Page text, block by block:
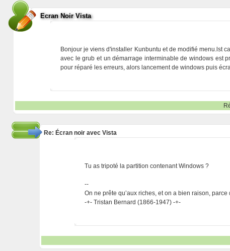
Ecran Noir Vista
Bonjour je viens d'installer Kunbuntu et de modifié menu.lst
avec le grub et un démarrage interminable de windows est
pour réparé les erreurs, alors lancement de windows puis
Re: Écran noir avec Vista
Tu as tripoté la partition contenant Windows ?
--
On ne prête qu’aux riches, et on a bien raison,
-+- Tristan Bernard (1866-1947) -+-